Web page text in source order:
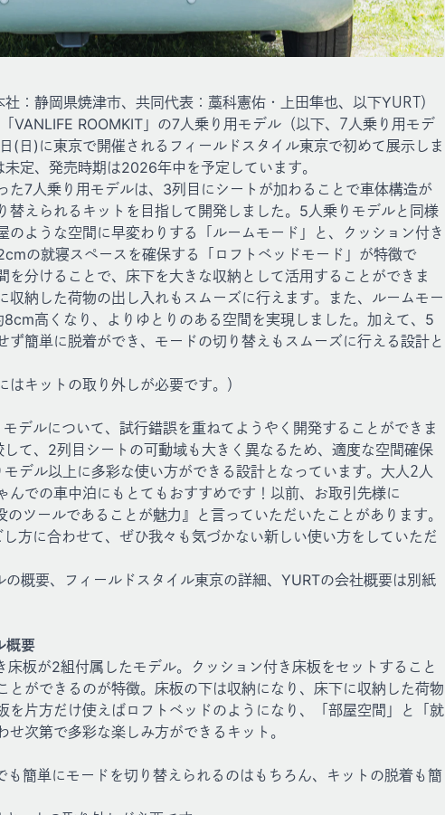
：静岡県焼津市、共同代表：藁科憲佑・上田隼也、以下YURT）
VANLIFE ROOMKIT」の7人乗り用モデル（以下、7人乗り用モデ
(日)に東京で開催されるフィールドスタイル東京で初めて展示しま
定、発売時期は2026年中を予定しています。
7人乗り用モデルは、3列目にシートが加わることで車体構造が
替えられるキットを目指して開発しました。5人乗りモデルと同様
のような空間に早変わりする「ルームモード」と、クッション付き
の就寝スペースを確保する「ロフトベッドモード」が特徴で
を分けることで、床下を大きな収納として活用することができま
収納した荷物の出し入れもスムーズに行えます。また、ルームモー
8cm高くなり、よりゆとりのある空間を実現しました。加えて、5
ず簡単に脱着ができ、モードの切り替えもスムーズに行える設計と
キットの取り外しが必要です。）
デルについて、試行錯誤を重ねてようやく開発することができま
て、2列目シートの可動域も大きく異なるため、適度な空間確保
デル以上に多彩な使い方ができる設計となっています。大人2人
んでの車中泊にもとてもおすすめです！以前、お取引先様に
のツールであることが魅力』と言っていただいたことがあります。
方に合わせて、ぜひ我々も気づかない新しい使い方をしていただ
概要、フィールドスタイル東京の詳細、YURTの会社概要は別紙
概要
床板が2組付属したモデル。クッション付き床板をセットすること
とができるのが特徴。床板の下は収納になり、床下に収納した荷物
を片方だけ使えばロフトベッドのようになり、「部屋空間」と「就
次第で多彩な楽しみ方ができるキット。
も簡単にモードを切り替えられるのはもちろん、キットの脱着も簡